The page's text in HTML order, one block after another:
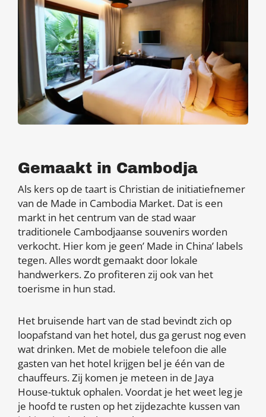
Gemaakt in Cambodja
Als kers op de taart is Christian de initiatiefnemer
van de Made in Cambodia Market. Dat is een
markt in het centrum van de stad waar
traditionele Cambodjaanse souvenirs worden
verkocht. Hier kom je geen’ Made in China’ labels
tegen. Alles wordt gemaakt door lokale
handwerkers. Zo profiteren zij ook van het
toerisme in hun stad.
Het bruisende hart van de stad bevindt zich op
loopafstand van het hotel, dus ga gerust nog even
wat drinken. Met de mobiele telefoon die alle
gasten van het hotel krijgen bel je één van de
chauffeurs. Zij komen je meteen in de Jaya
House-tuktuk ophalen. Voordat je het weet leg je
je hoofd te rusten op het zijdezachte kussen van